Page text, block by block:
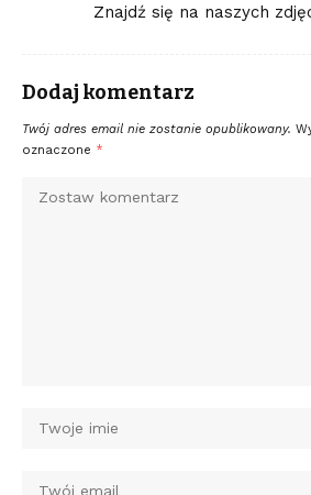
Znajdź się na naszych
Dodaj komentarz
Twój adres email nie zostanie opublikowany.
oznaczone *